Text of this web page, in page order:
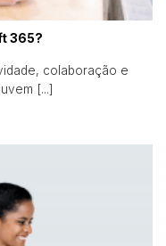
365?
colaboração e
[...]